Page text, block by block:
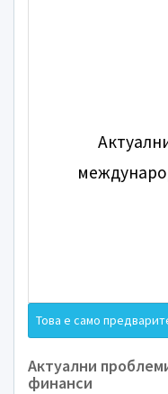
Това е само
Актуални
финанси